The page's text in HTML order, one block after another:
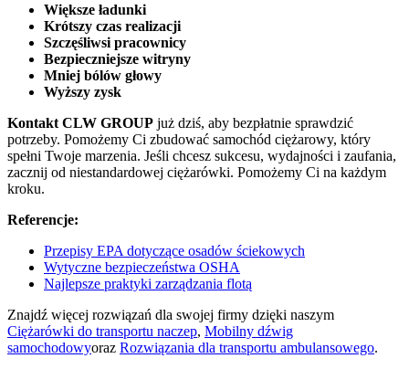
Większe ładunki
Krótszy czas realizacji
Szczęśliwsi pracownicy
Bezpieczniejsze witryny
Mniej bólów głowy
Wyższy zysk
Kontakt CLW GROUP już dziś, aby bezpłatnie sprawdzić
potrzeby. Pomożemy Ci zbudować samochód ciężarowy, który
spełni Twoje marzenia. Jeśli chcesz sukcesu, wydajności i zaufania,
zacznij od niestandardowej ciężarówki. Pomożemy Ci na każdym
kroku.
Referencje:
Przepisy EPA dotyczące osadów ściekowych
Wytyczne bezpieczeństwa OSHA
Najlepsze praktyki zarządzania flotą
Znajdź więcej rozwiązań dla swojej firmy dzięki naszym
Ciężarówki do transportu naczep, Mobilny dźwig
samochodowyoraz Rozwiązania dla transportu ambulansowego.